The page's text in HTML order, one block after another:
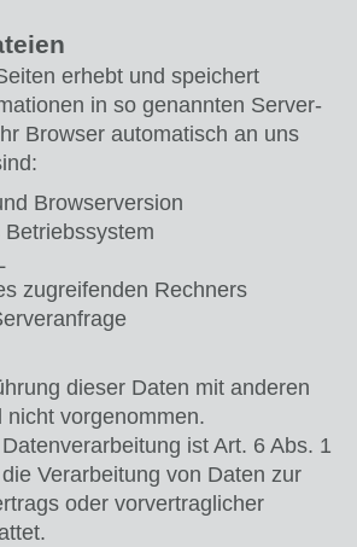
erhebt und speichert
in so genannten Server-
Browser automatisch an uns
Browserversion
zugreifenden Rechners
dieser Daten mit anderen
nicht vorgenommen.
ist Art. 6 Abs. 1
Verarbeitung von Daten zur
oder vorvertraglicher